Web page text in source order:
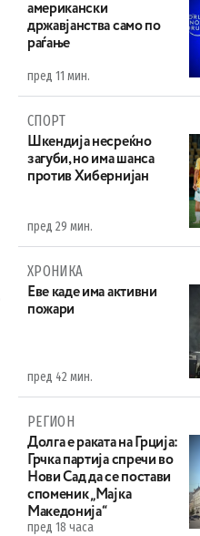
американски
државјанства само по
раѓање
пред 11 мин.
СПОРТ
Шкендија несреќно
загуби, но има шанса
против Хибернијан
пред 29 мин.
ХРОНИКА
Eве каде има активни
пожари
пред 42 мин.
РЕГИОН
Долга е раката на Грција:
Грчка партија спречи во
Нови Сад да се постави
споменик „Мајка
Македонија“
пред 18 часа